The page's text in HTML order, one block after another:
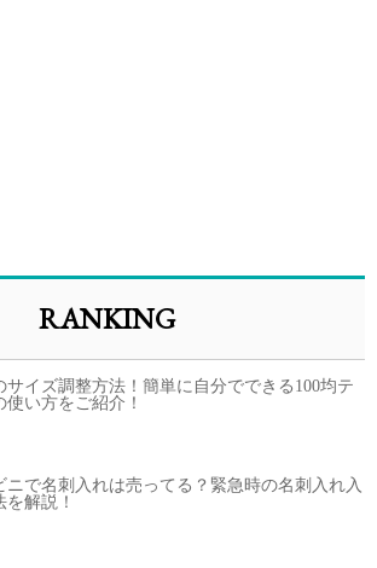
RANKING
サイズ調整方法！簡単に自分でできる100均テ
使い方をご紹介！
ニで名刺入れは売ってる？緊急時の名刺入れ入
を解説！